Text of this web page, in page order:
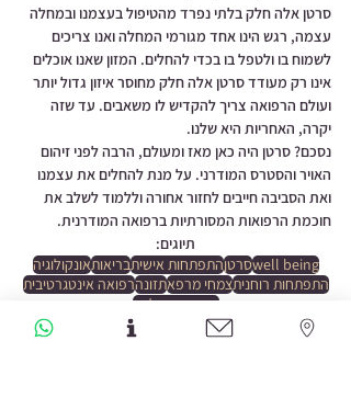
סרטן אלה חלק בלתי נפרד מהטיפול בעצמנו ובמחלה
עצמה, רגש הינו אחד מגורמי המחלה ואנו צריכים
לשמוח בו ולטפל בו בכדי להחלים. המזון שאנו אוכלים
אינו רק מעודד סרטן אלה חלק מחוסר איזון גדול יותר
ועולם הרפואה צריך להקדיש לו משאבים. עד שזה
יקרה, האחריות היא שלנו.
נסכם? סרטן היה כאן מאז ומעולם, הרבה לפני זיהום
האויר והסטרס המודרני. על מנת להחלים את עצמנו
ואת הסביבה חייבים לחזור אחורה וללמוד לשלב את
חוכמת הרפואות המסורתיות ברפואה המודרנית.
תיוגים:
well beingסרטןהתפתחות אישיתבריאותאונקולוגיה
התפתחות רוחניתצמחי מרפאתזונהרפואה אינטגרטיבית
רפואה משולבת